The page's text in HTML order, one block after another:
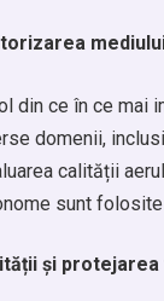
din ce în ce mai
domenii,
calității
sunt
și protejarea